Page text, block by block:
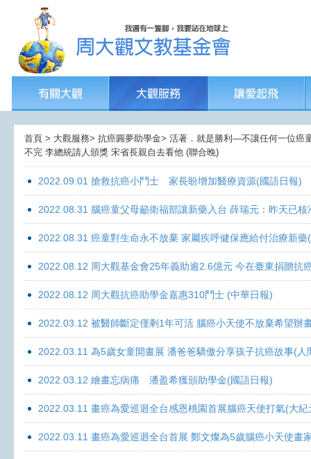
首頁 > 大觀服務> 抗癌圓夢助學金> 活著．就是勝利—不讓任何一位癌
不完 李總統請人頒獎 宋省長親自去看他 (聯合晚)
2022.09.01 搶救抗癌小鬥士 家長盼增加醫療資源(國語日報)
2022.08.31 腦癌童父母籲衛福部讓新藥入台 薛瑞元：昨天已
2022.08.31 癌童對生命永不放棄 家屬疾呼健保應給付治療新藥
2022.08.12 周大觀基金會25年義助逾2.6億元 今在臺東捐贈抗
2022.08.12 周大觀抗癌助學金嘉惠310鬥士 (中華日報)
2022.03.12 被醫師斷定僅剩1年可活 腦癌小天使不放棄希望辦
2022.03.11 為5歲女童開畫展 潘爸爸驕傲分享孩子抗癌故事(人
2022.03.12 繪畫忘病痛 潘盈希獲頒助學金(國語日報)
2022.03.11 畫癌為愛巡迴全台感恩桃園首展腦癌天使打氣(大紀
2022.03.11 畫癌為愛巡迴全台首展 鄭文燦為5歲腦癌小天使畫